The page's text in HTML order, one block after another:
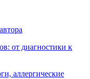
от диагностики к
аллергические